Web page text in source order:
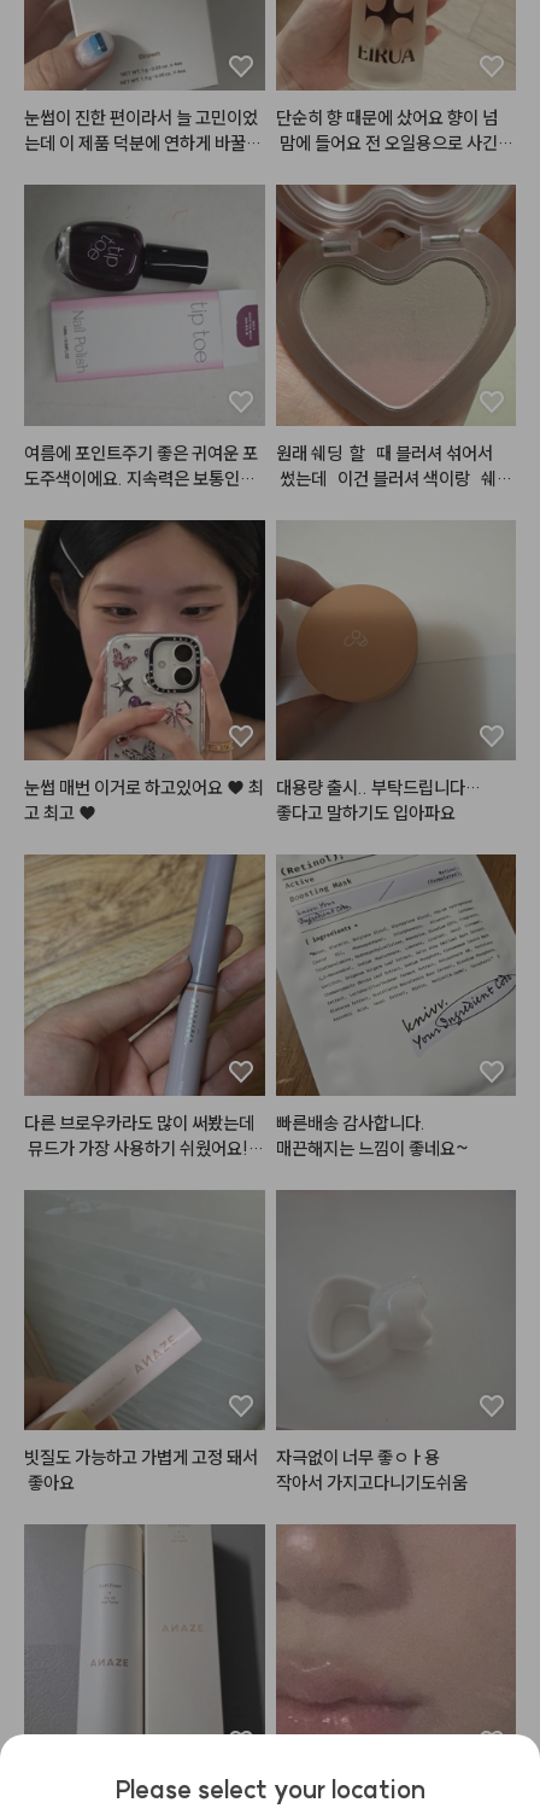
뭉침 없이 자연스럽게 스머징되어
손이나 실리콘 브러시로 대충 톡톡
두드려 발라도 쉽게 예쁜 그라데이
션 립을 연출할 수 있습니다.
특히 웜톤과 쿨톤 모두가 반할 만한
감각적이고 트렌디한 저채도·고분
아니라 치크(블러셔)로 함께 활용
아 메이크업의 완성도를 높여주는
똑똑한 2 in 1 아이템입니다. 지속
력이 엄청나게 강한편은 아니지만,
지워질 때도 지저분하지 않고 은은
하게 옅어져 데일리 메이크업용으
로 손이 자주 가는 제품입니다. 소
프트하고 뽀용한 블러 립 표현을 좋
아하는 분들께 적극 추천합니다.
슬릭워터쿠션 P21가 완전 대박인
데 좋은 이유가 21호 피부에 완전
착붙 자연스러운 핑크베이스 컬러
에요. 또 이게 메쉬쿠션이라서 내
피부처럼 얇게 밀착되고, 건조하지
않아서 뜨지도 않아서 정말 내 피부
감쪽같이 얇게 가려주고 근데 화떡
느낌 안나서 최애 인생 쿠션ㅠ
눈썹이 진한 편이라서 늘 고민이었
는데 이 제품 덕분에 연하게 바꿀
단순히 향 때문에 샀어요 향이 넘
맘에 들어요 전 오일용으로 사긴했
길.. 생각보다 커서 좋아요 삼만원
대는 솔직히 넘 비싸고 이마넌정도
가 적당..
여름에 포인트주기 좋은 귀여운 포
도주색이에요. 지속력은 보통인듯
원래 쉐딩  할   때 블러셔 섞어서
썼는데   이건 블러셔 색이랑   쉐딩
고. 색도   자연스럽고 이뻐요. 블러
셔   색이랑   섞여있으니.  일반   쉐
딩과 다르게   칙칙해   보이지   아나
영 생기   있어 보여여.  근데   좀
엄청 잘 되는 것 같아요. 그래서 좀
잘 조절해서 써야  할 것 같어여. 색
도  안칙칙 하게 생기. 있게 이쁘고
발색력도  좋고 해서 다음에도 재
구매 할 것 같아요.
눈썹 매번 이거로 하고있어요 ♥ 최
고 최고 ♥
대용량 출시.. 부탁드립니다…
좋다고 말하기도 입아파요
다른 브로우카라도 많이 써봤는데
뮤드가 가장 사용하기 쉬웠어요!
빠른배송 감사합니다.
매끈해지는 느낌이 좋네요~
빗질도 가능하고 가볍게 고정 돼서
좋아요
자극없이 너무 좋ㅇㅏ용
작아서 가지고다니기도쉬움
냄새, 고정력, 세정력 적당하고 좋
에이오유 기둥템!! 글로이 틴트밤
Please select your location